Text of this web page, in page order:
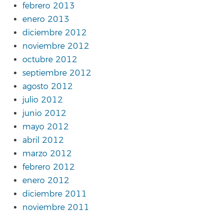
febrero 2013
enero 2013
diciembre 2012
noviembre 2012
octubre 2012
septiembre 2012
agosto 2012
julio 2012
junio 2012
mayo 2012
abril 2012
marzo 2012
febrero 2012
enero 2012
diciembre 2011
noviembre 2011